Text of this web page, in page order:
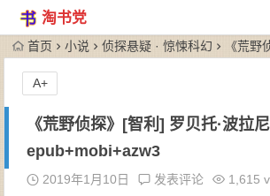
淘书党
首页 小说 侦探悬疑 · 惊悚科幻 《荒野侦探》[
《荒野侦探》[智利] 罗贝托·波拉
epub+mobi+azw3
2019年1月10日 发表评论 1,615
A+